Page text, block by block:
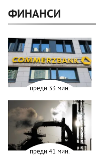
ФИНАНСИ
преди 33 мин.
преди 41 мин.